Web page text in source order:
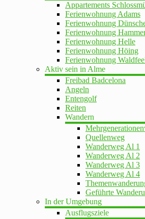
Appartements
Ferienwohnung Adams
Ferienwohnung
Ferienwohnung
Ferienwohnung Helle
Ferienwohnung Höing
Ferienwohnung
Aktiv sein in Alme
Freibad Badcelona
Angeln
Entengolf
Reiten
Wandern
Quellenweg
Wanderweg Al 1
Wanderweg Al 2
Wanderweg Al 3
Wanderweg Al 4
Geführte
In der Umgebung
Ausflugsziele